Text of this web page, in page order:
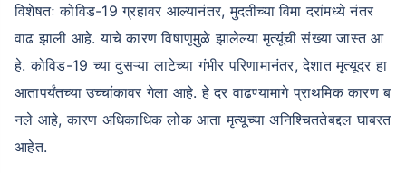
विशेषतः कोविड-19 ग्रहावर आल्यानंतर, मुदतीच्या विमा दरांमध्ये नंतर
वाढ झाली आहे. याचे कारण विषाणूमुळे झालेल्या मृत्यूंची संख्या जास्त आ
हे. कोविड-19 च्या दुसऱ्या लाटेच्या गंभीर परिणामानंतर, देशात मृत्यूदर हा
आतापर्यंतच्या उच्चांकावर गेला आहे. हे दर वाढण्यामागे प्राथमिक कारण ब
नले आहे, कारण अधिकाधिक लोक आता मृत्यूच्या अनिश्चिततेबद्दल घाबरत
आहेत.